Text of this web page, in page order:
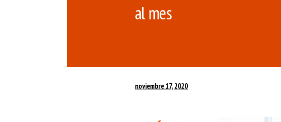
al mes
noviembre 17, 2020